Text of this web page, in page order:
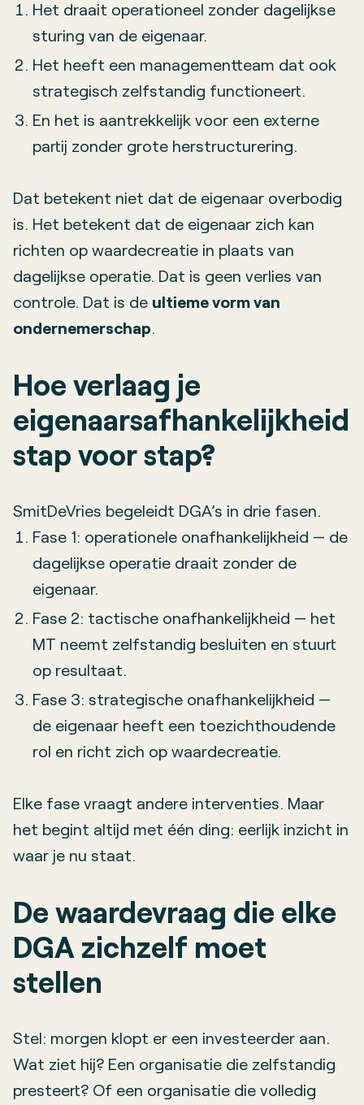
Het draait operationeel zonder dagelijkse
sturing van de eigenaar.
Het heeft een managementteam dat ook
strategisch zelfstandig functioneert.
En het is aantrekkelijk voor een externe
partij zonder grote herstructurering.
Dat betekent niet dat de eigenaar overbodig
is. Het betekent dat de eigenaar zich kan
richten op waardecreatie in plaats van
dagelijkse operatie. Dat is geen verlies van
controle. Dat is de ultieme vorm van
ondernemerschap.
Hoe verlaag je
eigenaarsafhankelijkheid
stap voor stap?
SmitDeVries begeleidt DGA’s in drie fasen.
Fase 1: operationele onafhankelijkheid — de
dagelijkse operatie draait zonder de
eigenaar.
Fase 2: tactische onafhankelijkheid — het
MT neemt zelfstandig besluiten en stuurt
op resultaat.
Fase 3: strategische onafhankelijkheid —
de eigenaar heeft een toezichthoudende
rol en richt zich op waardecreatie.
Elke fase vraagt andere interventies. Maar
het begint altijd met één ding: eerlijk inzicht in
waar je nu staat.
De waardevraag die elke
DGA zichzelf moet
stellen
Stel: morgen klopt er een investeerder aan.
Wat ziet hij? Een organisatie die zelfstandig
presteert? Of een organisatie die volledig